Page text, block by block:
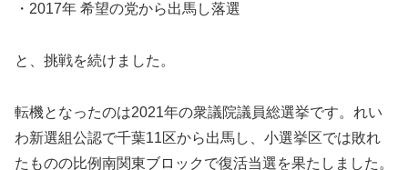
・2017年 希望の党から出馬し落選
と、挑戦を続けました。
転機となったのは2021年の衆議院議員総選挙です。れい
わ新選組公認で千葉11区から出馬し、小選挙区では敗れ
たものの比例南関東ブロックで復活当選を果たしました。